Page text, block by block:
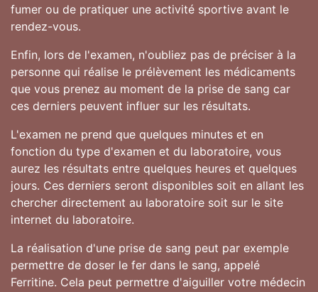
fumer ou de pratiquer une activité sportive avant le
rendez-vous.
Enfin, lors de l'examen, n'oubliez pas de préciser à la
personne qui réalise le prélèvement les médicaments
que vous prenez au moment de la prise de sang car
ces derniers peuvent influer sur les résultats.
L'examen ne prend que quelques minutes et en
fonction du type d'examen et du laboratoire, vous
aurez les résultats entre quelques heures et quelques
jours. Ces derniers seront disponibles soit en allant les
chercher directement au laboratoire soit sur le site
internet du laboratoire.
La réalisation d'une prise de sang peut par exemple
permettre de doser le fer dans le sang, appelé
Ferritine. Cela peut permettre d'aiguiller votre médecin